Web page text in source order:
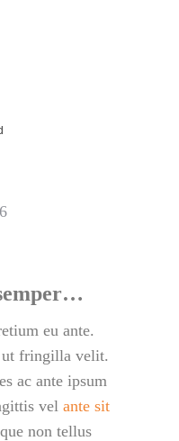
eu ante.
ut fringilla velit.
ac ante ipsum
vel ante sit
non tellus